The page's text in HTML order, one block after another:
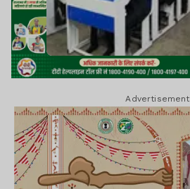
Advertisement